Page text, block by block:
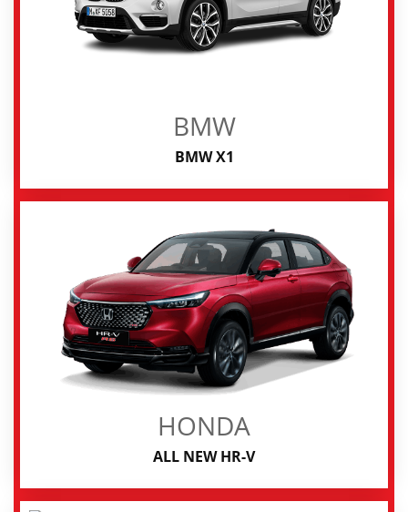
BMW
BMW X1
HONDA
ALL NEW HR-V